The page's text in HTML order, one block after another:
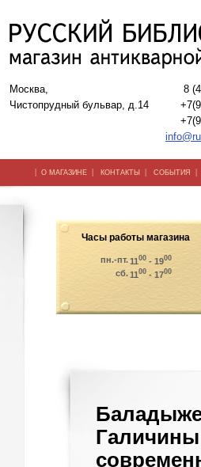
Москва,
Чистопрудный бульвар, д.14
8
| О МАГАЗИНЕ | КОНТАКТЫ | СОБЫТИЯ
Часы работы магазина
пн.-пт.1100 - 1900
сб.1100 - 1700